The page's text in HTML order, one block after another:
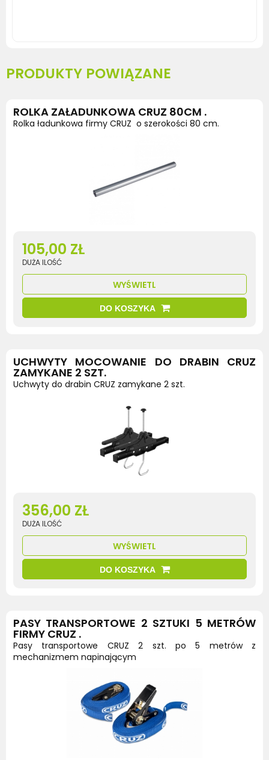
PRODUKTY POWIĄZANE
ROLKA ZAŁADUNKOWA CRUZ 80CM .
Rolka ładunkowa firmy CRUZ o szerokości 80 cm.
105,00 ZŁ
DUŻA ILOŚĆ
WYŚWIETL
DO KOSZYKA
UCHWYTY MOCOWANIE DO DRABIN CRUZ
ZAMYKANE 2 SZT.
Uchwyty do drabin CRUZ zamykane 2 szt.
356,00 ZŁ
DUŻA ILOŚĆ
WYŚWIETL
DO KOSZYKA
PASY TRANSPORTOWE 2 SZTUKI 5 METRÓW
FIRMY CRUZ .
Pasy transportowe CRUZ 2 szt. po 5 metrów z
mechanizmem napinającym